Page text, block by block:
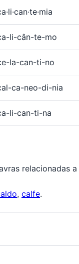
li-cân-te-mo
la-can-ti-no
ca-neo-di-nia
li-can-ti-na
relacionadas a
, calfe.